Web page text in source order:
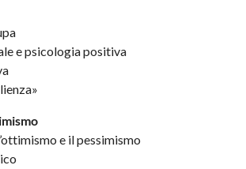
e psicologia positiva
e il pessimismo